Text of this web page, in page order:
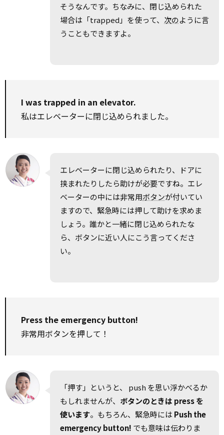
そうなんです。ちなみに、閉じ込められた
場合は「trapped」を使って、 次のように言
うこともできますよ。
I was trapped in an elevator.
私はエレベーターに閉じ込められました。
エレベーターに閉じ込められたり、ドアに
挟まれたりしたら助けが必要ですね。エレ
ベーターの中には非常用ボタンが付いてい
ますので、緊急時には押して助けを求めま
しょう。誰かと一緒に閉じ込められたな
ら、ボタンに近い人にこう言ってくださ
い。
Press the emergency button!
非常用ボタンを押して！
「押す」というと、 push を思い浮かべるか
もしれませんが、 ボタンのときは press を
使います。もちろん、緊急時には Push the
emergency button! でも意味は伝わりま